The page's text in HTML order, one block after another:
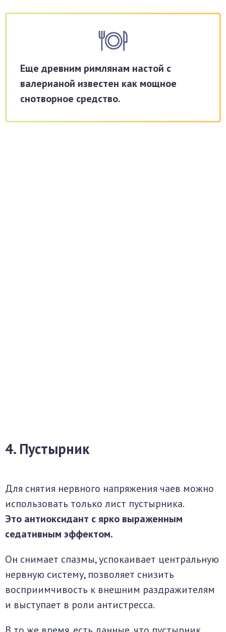
Еще древним римлянам настой с
валерианой известен как мощное
снотворное средство.
4. Пустырник
Для снятия нервного напряжения чаев можно
использовать только лист пустырника.
Это антиоксидант с ярко выраженным
седативным эффектом.
Он снимает спазмы, успокаивает центральную
нервную систему, позволяет снизить
восприимчивость к внешним раздражителям
и выступает в роли антистресса.